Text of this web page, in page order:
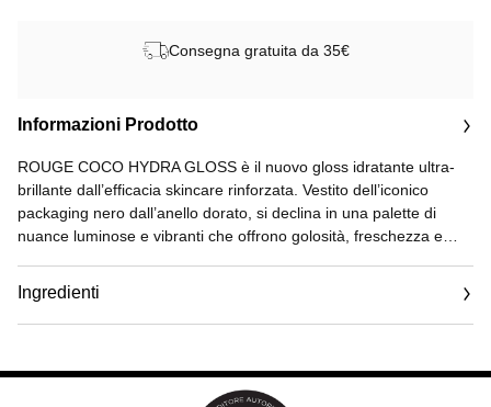
Consegna gratuita da 35€
Informazioni Prodotto
ROUGE COCO HYDRA GLOSS è il nuovo gloss idratante ultra-
brillante dall’efficacia skincare rinforzata. Vestito dell’iconico
packaging nero dall’anello dorato, si declina in una palette di
nuance luminose e vibranti che offrono golosità, freschezza e
precedenti.
La brillantezza effetto specchio a lunga tenuta sublima le labbra
in una sola applicazione: la luce si diffonde all’istante grazie a un
La consistenza che non appiccica offre un confort immediato e
duraturo e si applica senza pensieri.
Ingredienti